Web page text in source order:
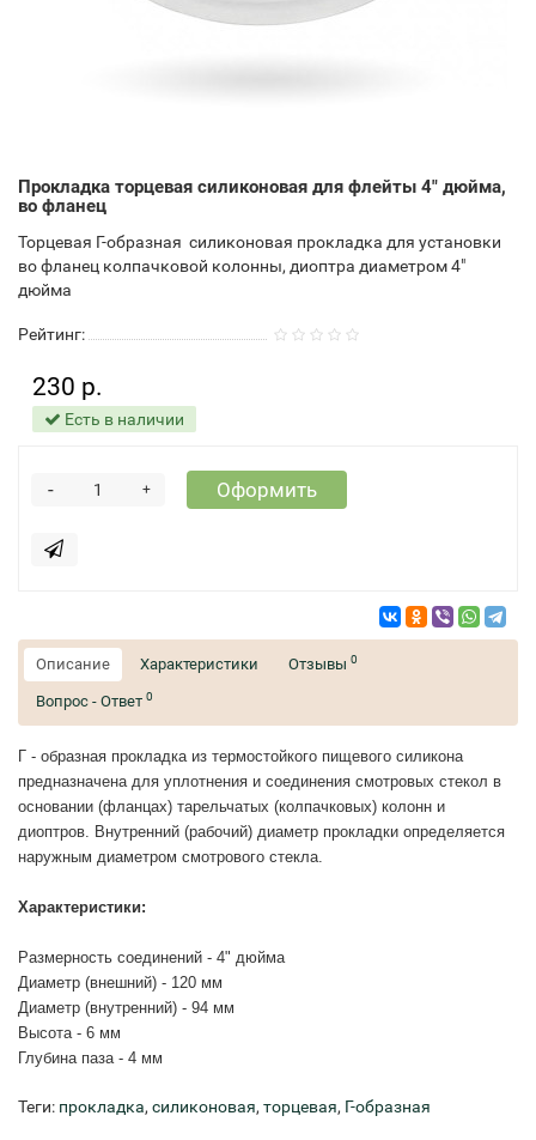
Прокладка торцевая силиконовая для флейты 4" дюйма,
во фланец
Торцевая Г-образная силиконовая прокладка для установки
во фланец колпачковой колонны, диоптра диаметром 4"
дюйма
Рейтинг:
230 р.
Есть в наличии
+
- Оформить
Описание Характеристики Отзывы 0
Вопрос - Ответ 0
Г - образная прокладка из термостойкого пищевого силикона
предназначена для уплотнения и соединения смотровых стекол в
основании (фланцах) тарельчатых (колпачковых) колонн и
диоптров. Внутренний (рабочий) диаметр прокладки определяется
наружным диаметром смотрового стекла.
Характеристики:
Размерность соединений - 4" дюйма
Диаметр (внешний) - 120 мм
Диаметр (внутренний) - 94 мм
Высота - 6 мм
Глубина паза - 4 мм
Теги: прокладка, силиконовая, торцевая, Г-образная